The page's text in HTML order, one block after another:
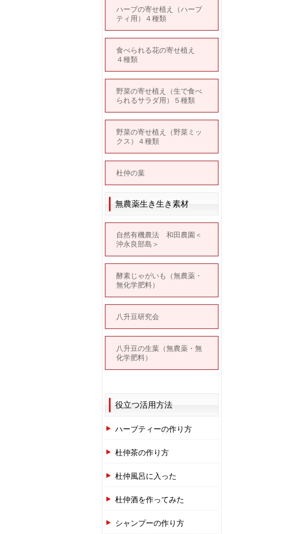
ハーブの寄せ植え（ハーブ
ティ用）４種類
食べられる花の寄せ植え
４種類
野菜の寄せ植え（生で食べ
られるサラダ用）５種類
野菜の寄せ植え（野菜ミッ
クス）４種類
杜仲の葉
無農薬生き生き素材
自然有機農法 和田農園＜
沖永良部島＞
酵素じゃがいも（無農薬・
無化学肥料）
八升豆研究会
八升豆の生葉（無農薬・無
化学肥料）
役立つ活用方法
ハーブティーの作り方
杜仲茶の作り方
杜仲風呂に入った
杜仲酒を作ってみた
シャンプーの作り方